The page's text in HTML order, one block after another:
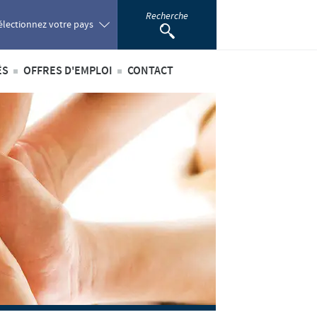
votre pays
Portugal
Africa
Spain
Recherche
internationales
au sein du Benelux
OFFRES D'EMPLOI
Offres d'emploi internationales
Offres d'emploi au sein du Benelux
CONTACT